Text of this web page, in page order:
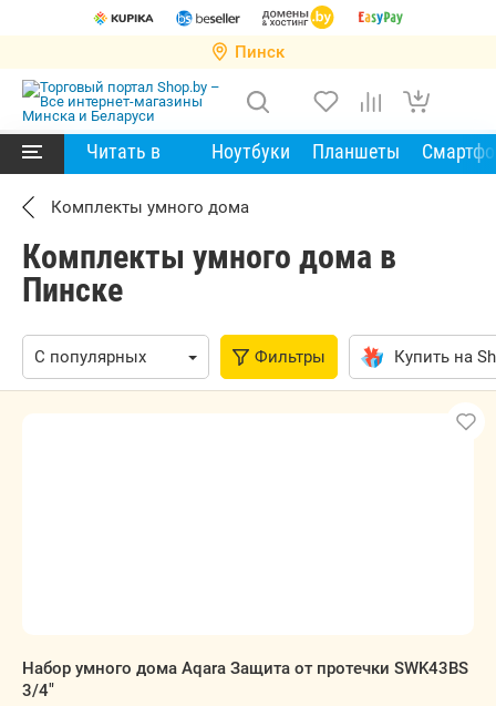
Пинск
Читать в Ноутбуки Планшеты
Комплекты умного дома
Комплекты умного дома в
Пинске
Фильтры Купить на
Набор умного дома Aqara Защита от протечки SWK43BS
3/4"